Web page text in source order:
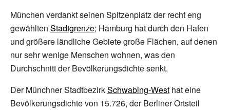
München verdankt seinen Spitzenplatz der recht eng
gewählten Stadtgrenze; Hamburg hat durch den Hafen
und größere ländliche Gebiete große Flächen, auf denen
nur sehr wenige Menschen wohnen, was den
Durchschnitt der Bevölkerungsdichte senkt.
Der Münchner StadtbezirkSchwabing-West hat eine
Bevölkerungsdichte von 15.726, der Berliner Ortsteil